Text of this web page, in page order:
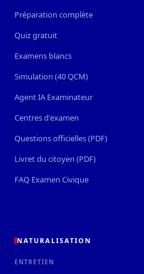
Préparation complète
Quiz gratuit
Examens blancs
Simulation (40 QCM)
Agent IA Examinateur
Centres d'examen
Questions officielles (PDF)
Livret du citoyen (PDF)
FAQ Examen Civique
NATURALISATION
ENTRETIEN